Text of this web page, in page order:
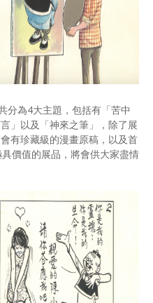
分為4大主題，包括有「苦中
」以及「神來之筆」，除了展
有珍藏級的漫畫原稿，以及首
價值的展品，將會供大家盡情